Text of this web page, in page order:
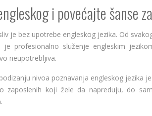
i povećajte šanse
je bez upotrebe engleskog jezika. Od
je profesionalno služenje engleskim
neupotrebljiva.
nivoa poznavanja engleskog jezika
zaposlenih koji žele da napreduju, do